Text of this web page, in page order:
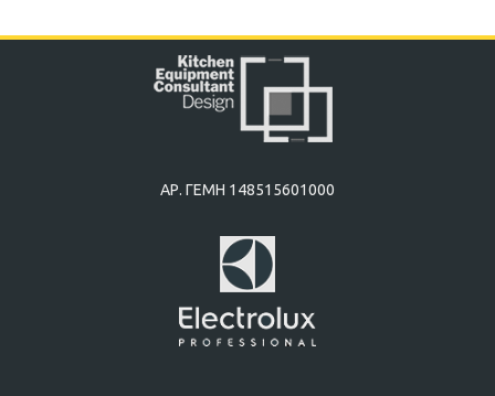
ΑΡ. ΓΕΜΗ 148515601000